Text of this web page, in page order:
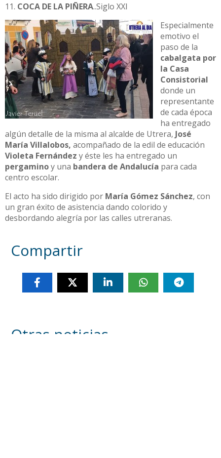
11. COCA DE LA PIÑERA..Siglo XXI
Especialmente
emotivo el
paso de la
cabalgata por
la Casa
Consistorial
donde un
representante
de cada época
ha entregado
algún detalle de la misma al alcalde de Utrera, José
María Villalobos, acompañado de la edil de educación
Violeta Fernández y éste les ha entregado un
pergaminoy una bandera de Andalucía para cada
centro escolar.
El acto ha sido dirigido por María Gómez Sánchez, con
un gran éxito de asistencia dando colorido y
desbordando alegría por las calles utreranas.
Compartir
Otras noticias